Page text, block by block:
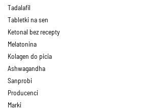
Tadalafil
Tabletki na sen
Ketonal bez recepty
Melatonina
Kolagen do picia
Ashwagandha
Sanprobi
Producenci
Marki